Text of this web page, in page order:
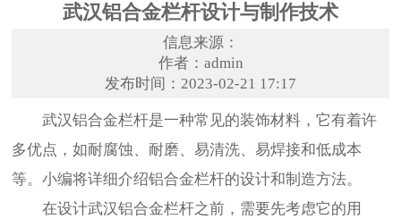
武汉铝合金栏杆设计与制作技术
信息来源：
作者：admin
发布时间：2023-02-21 17:17
武汉铝合金栏杆是一种常见的装饰材料，它有着许
多优点，如耐腐蚀、耐磨、易清洗、易焊接和低成本
等。小编将详细介绍铝合金栏杆的设计和制造方法。
在设计武汉铝合金栏杆之前，需要先考虑它的用